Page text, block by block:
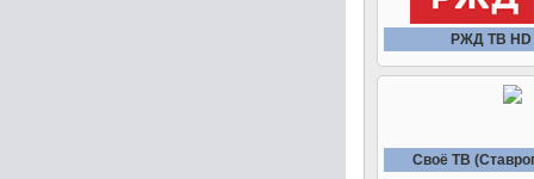
РЖД ТВ HD
Своё ТВ